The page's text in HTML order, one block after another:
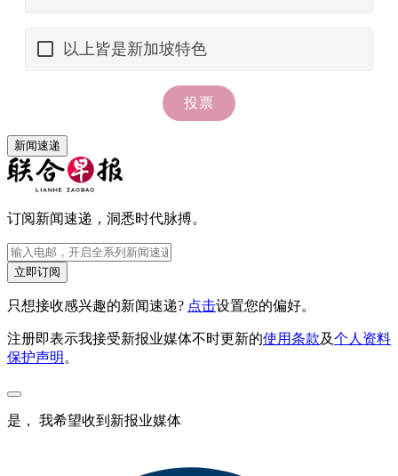
新闻速递
订阅新闻速递，洞悉时代脉搏。
立即订阅
只想接收感兴趣的新闻速递? 点击设置您的偏好。
注册即表示我接受新报业媒体不时更新的使用条款及个人资料
保护声明 。
是， 我希望收到新报业媒体